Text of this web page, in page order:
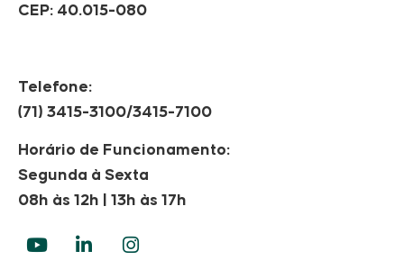
CEP: 40.015-080
Telefone:
(71) 3415-3100/3415-7100
Horário de Funcionamento:
Segunda à Sexta
08h às 12h | 13h às 17h